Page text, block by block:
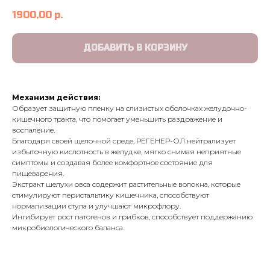
1900,00 р.
ДОБАВИТЬ В КОРЗИНУ
Механизм действия:
Образует защитную пленку на слизистых оболочках желудочно-
кишечного тракта, что помогает уменьшить раздражение и
воспаление.
Благодаря своей щелочной среде, РЕГЕНЕР-ОЛ нейтрализует
избыточную кислотность в желудке, мягко снимая неприятные
симптомы и создавая более комфортное состояние для
пищеварения.
Экстракт шелухи овса содержит растительные волокна, которые
стимулируют перистальтику кишечника, способствуют
нормализации стула и улучшают микрофлору.
Ингибирует рост патогенов и грибков, способствует поддержанию
микробиологического баланса.